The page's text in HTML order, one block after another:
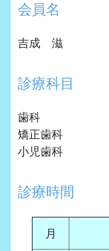
会員名
吉成 滋
診療科目
歯科
矯正歯科
小児歯科
診療時間
月